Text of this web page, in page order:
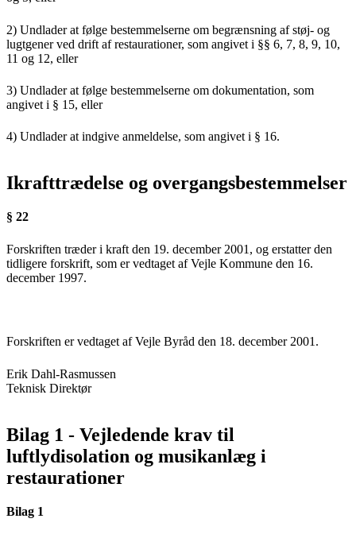
2) Undlader at følge bestemmelserne om begrænsning af støj- og
lugtgener ved drift af restaurationer, som angivet i §§ 6, 7, 8, 9, 10,
11 og 12, eller
3) Undlader at følge bestemmelserne om dokumentation, som
angivet i § 15, eller
4) Undlader at indgive anmeldelse, som angivet i § 16.
Ikrafttrædelse og overgangsbestemmelser
§ 22
Forskriften træder i kraft den 19. december 2001, og erstatter den
tidligere forskrift, som er vedtaget af Vejle Kommune den 16.
december 1997.
Forskriften er vedtaget af Vejle Byråd den 18. december 2001.
Erik Dahl-Rasmussen
Teknisk Direktør
Bilag 1 - Vejledende krav til
luftlydisolation og musikanlæg i
restaurationer
Bilag 1